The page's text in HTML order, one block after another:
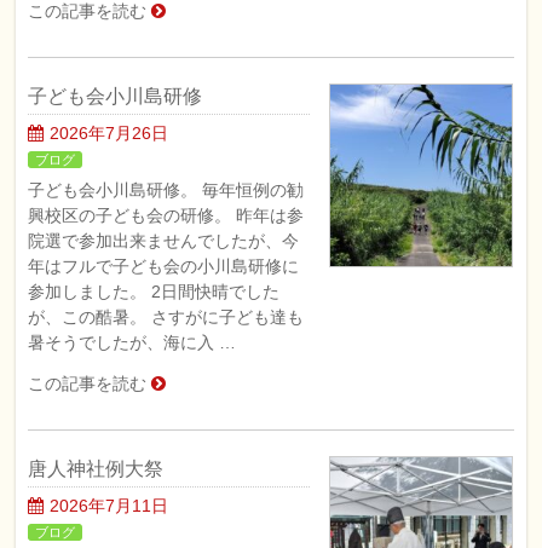
この記事を読む
子ども会小川島研修
2026年7月26日
ブログ
子ども会小川島研修。 毎年恒例の勧
興校区の子ども会の研修。 昨年は参
院選で参加出来ませんでしたが、今
年はフルで子ども会の小川島研修に
参加しました。 2日間快晴でした
が、この酷暑。 さすがに子ども達も
暑そうでしたが、海に入 …
この記事を読む
唐人神社例大祭
2026年7月11日
ブログ